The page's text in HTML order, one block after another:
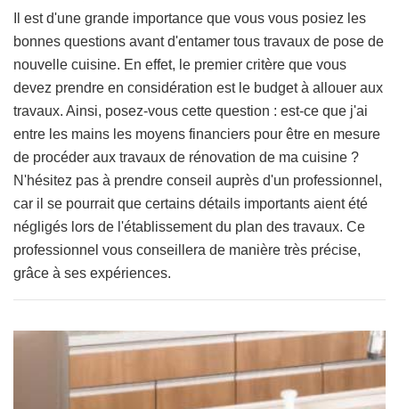
Il est d'une grande importance que vous vous posiez les
bonnes questions avant d'entamer tous travaux de pose de
nouvelle cuisine. En effet, le premier critère que vous
devez prendre en considération est le budget à allouer aux
travaux. Ainsi, posez-vous cette question : est-ce que j'ai
entre les mains les moyens financiers pour être en mesure
de procéder aux travaux de rénovation de ma cuisine ?
N'hésitez pas à prendre conseil auprès d'un professionnel,
car il se pourrait que certains détails importants aient été
négligés lors de l'établissement du plan des travaux. Ce
professionnel vous conseillera de manière très précise,
grâce à ses expériences.